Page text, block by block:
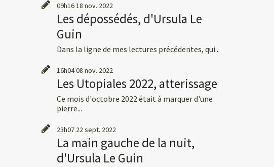
09h1618 nov. 2022
Les dépossédés, d'Ursula Le
Guin
Dans la ligne de mes lectures précédentes, qui...
16h0408 nov. 2022
Les Utopiales 2022, atterissage
Ce mois d'octobre 2022 était à marquer d'une
pierre...
23h07 22sept. 2022
La main gauche de la nuit,
d'Ursula Le Guin